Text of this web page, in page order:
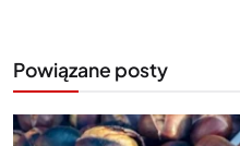
Powiązane posty